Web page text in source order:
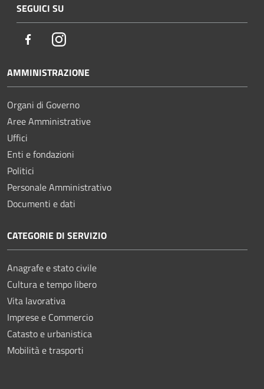
SEGUICI SU
FacebookInstagram
AMMINISTRAZIONE
Organi di Governo
Aree Amministrative
Uffici
Enti e fondazioni
Politici
Personale Amministrativo
Documenti e dati
CATEGORIE DI SERVIZIO
Anagrafe e stato civile
Cultura e tempo libero
Vita lavorativa
Imprese e Commercio
Catasto e urbanistica
Mobilità e trasporti